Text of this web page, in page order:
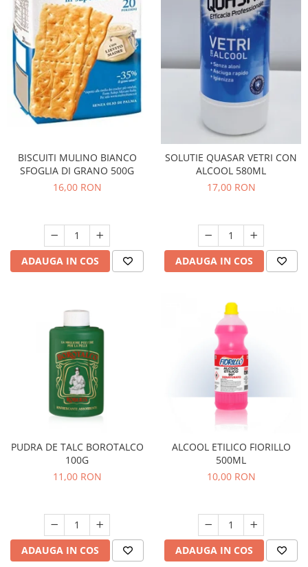
Bere italiana
Vinuri italiene
Bauturi aperitive, alcoolice
Apa italiana
Sucuri si bauturi racoritoare
Ceai
Panettone cozonac italian,
Produse fara gluten
Produse de panificatie
BISCUITI MULINO BIANCO
SFOGLIA DI GRANO 500G
16,00 RON
ADAUGA IN COS
SOLUTIE QUASAR VETRI CON
ALCOOL 580ML
17,00 RON
ADAUGA IN COS
PUDRA DE TALC BOROTALCO
100G
11,00 RON
ADAUGA IN COS
ALCOOL ETILICO FIORILLO
500ML
10,00 RON
ADAUGA IN COS